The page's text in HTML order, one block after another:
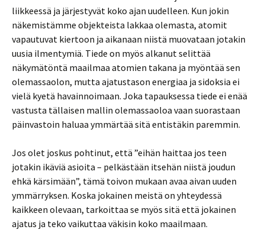
liikkeessä ja järjestyvät koko ajan uudelleen. Kun jokin
näkemistämme objekteista lakkaa olemasta, atomit
vapautuvat kiertoon ja aikanaan niistä muovataan jotakin
uusia ilmentymiä. Tiede on myös alkanut selittää
näkymätöntä maailmaa atomien takana ja myöntää sen
olemassaolon, mutta ajatustason energiaa ja sidoksia ei
vielä kyetä havainnoimaan. Joka tapauksessa tiede ei enää
vastusta tällaisen mallin olemassaoloa vaan suorastaan
päinvastoin haluaa ymmärtää sitä entistäkin paremmin.
Jos olet joskus pohtinut, että ”eihän haittaa jos teen
jotakin ikäviä asioita – pelkästään itsehän niistä joudun
ehkä kärsimään”, tämä toivon mukaan avaa aivan uuden
ymmärryksen. Koska jokainen meistä on yhteydessä
kaikkeen olevaan, tarkoittaa se myös sitä että jokainen
ajatus ja teko vaikuttaa väkisin koko maailmaan.